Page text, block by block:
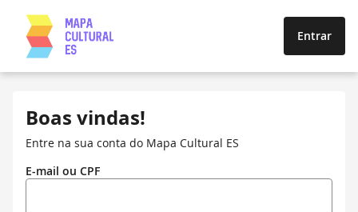
Entrar
Boas vindas!
Entre na sua conta do Mapa Cultural ES
E-mail ou CPF